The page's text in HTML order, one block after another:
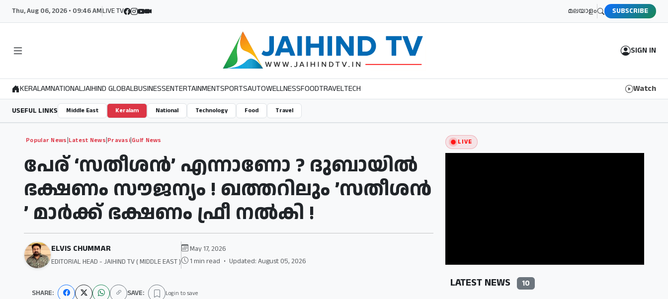
Thu, Aug 06, 2026 • 09:46 AMLIVE TV മലയാളം SUBSCRIBE
SIGN IN
KERALAMNATIONALJAIHIND GLOBALBUSINESSENTERTAINMENTSPORTSAUTOWELLNESSFOODTRAVELTECH Watch
USEFUL LINKS Middle East Keralam National Technology Food Travel
Popular News|Latest News|Pravasi|Gulf News
പേര് ‘സതീശന്‍’ എന്നാണോ ? ദുബായില്‍
ഭക്ഷണം സൗജന്യം ! ഖത്തറിലും ​’സതീശന്‍​
’ മാര്‍ക്ക് ഭക്ഷണം ഫ്രീ നല്‍കി !
ELVIS CHUMMAR
EDITORIAL HEAD - JAIHIND TV ( MIDDLE EAST )
May 17, 2026
1 min read • Updated: August 05, 2026
SHARE: SAVE: Login to save
LIVE
LATEST NEWS 10